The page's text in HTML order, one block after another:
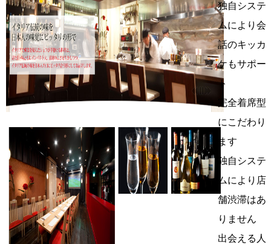
独自システ
ムにより会
話のキッカ
ケもサポー
ト
完全着席型
にこだわり
ます
独自システ
ムにより店
舗渋滞はあ
りません
出会える人